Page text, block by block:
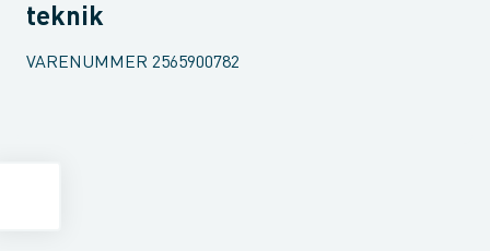
teknik
VARENUMMER 2565900782